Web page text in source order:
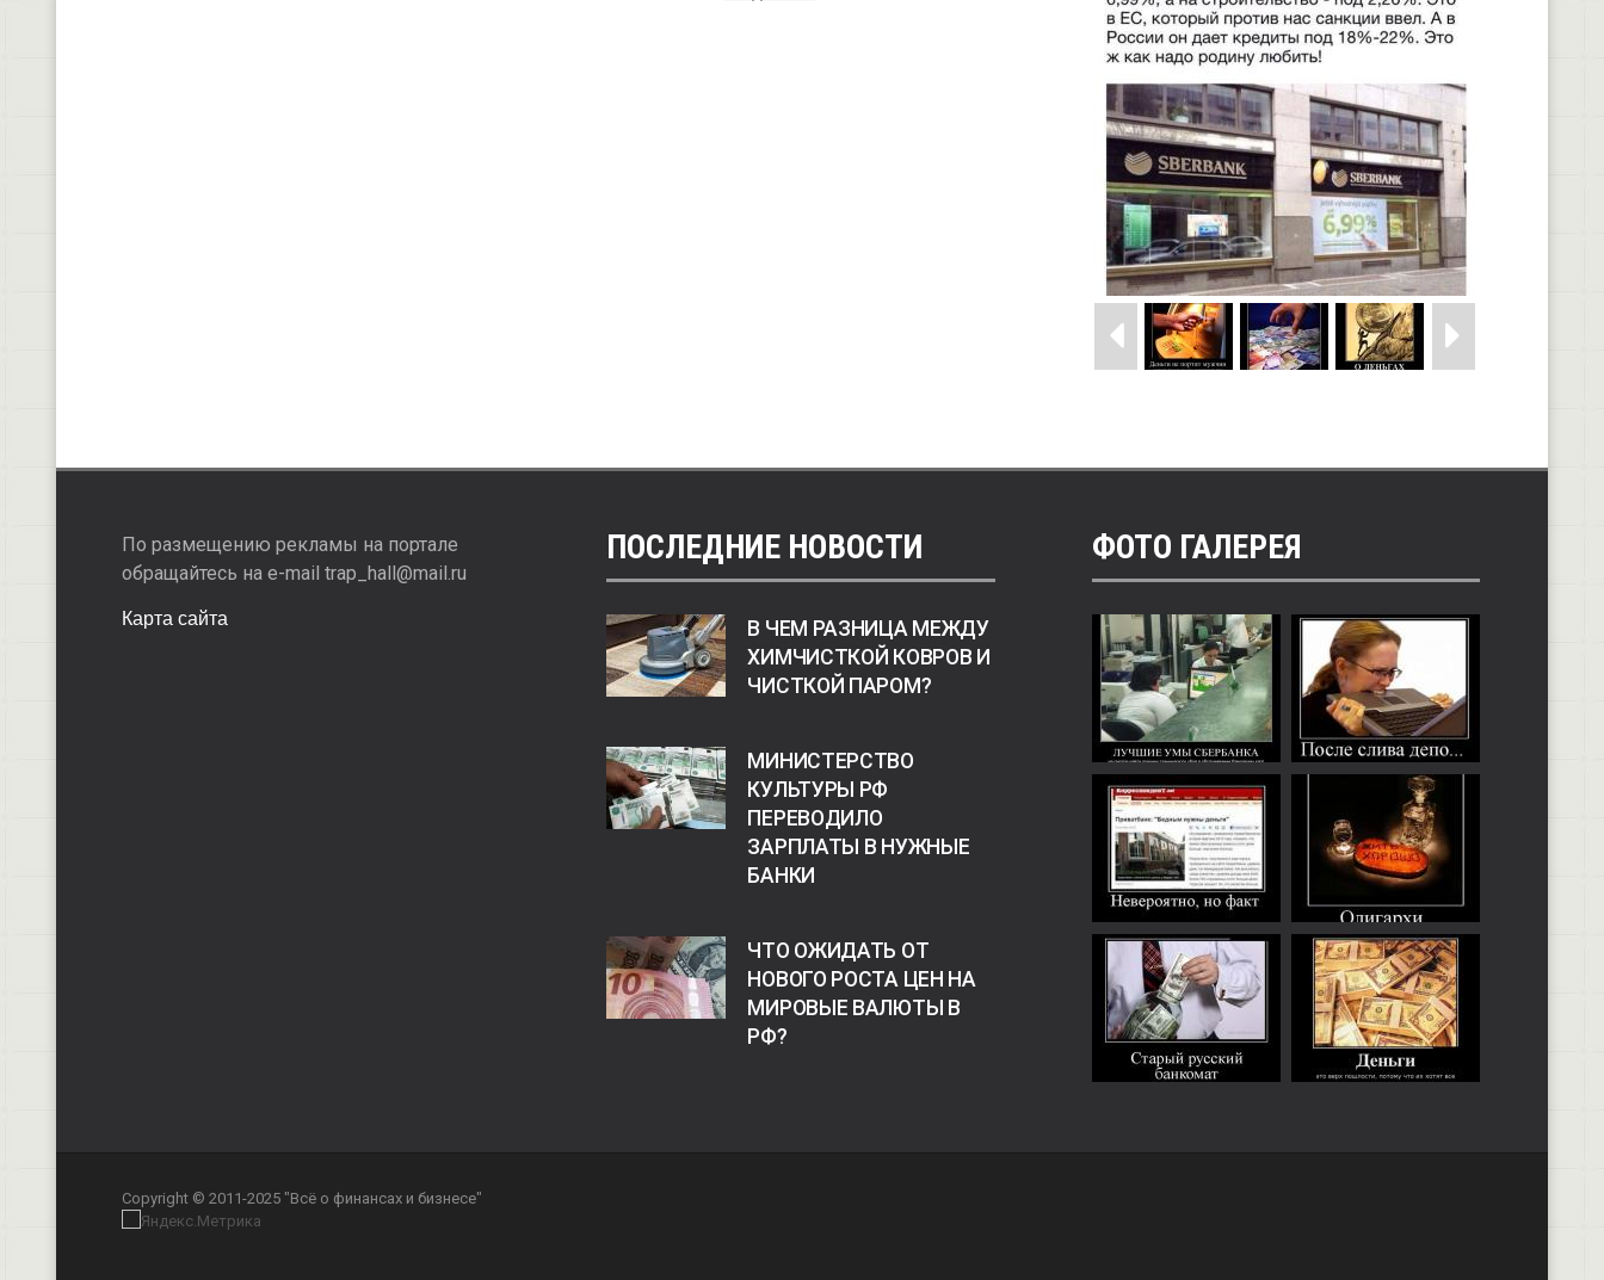
По размещению рекламы на портале
обращайтесь на e-mail trap_hall@mail.ru
Карта сайта
ПОСЛЕДНИЕ НОВОСТИ
В ЧЕМ РАЗНИЦА МЕЖДУ
ХИМЧИСТКОЙ КОВРОВ И
ЧИСТКОЙ ПАРОМ?
МИНИСТЕРСТВО
КУЛЬТУРЫ РФ
ПЕРЕВОДИЛО
ЗАРПЛАТЫ В НУЖНЫЕ
БАНКИ
ЧТО ОЖИДАТЬ ОТ
НОВОГО РОСТА ЦЕН НА
МИРОВЫЕ ВАЛЮТЫ В
РФ?
ФОТО ГАЛЕРЕЯ
Copyright © 2011-2025 "Всё о финансах и бизнесе"